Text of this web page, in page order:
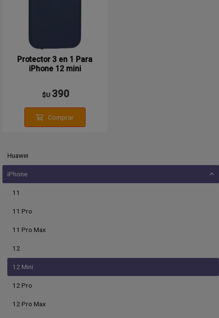
Huawei
iPhone
11
11 Pro
11 Pro Max
12
12 Mini
12 Pro
12 Pro Max
Protector 3 en 1 Para
iPhone 12 mini
$U 390
Comprar